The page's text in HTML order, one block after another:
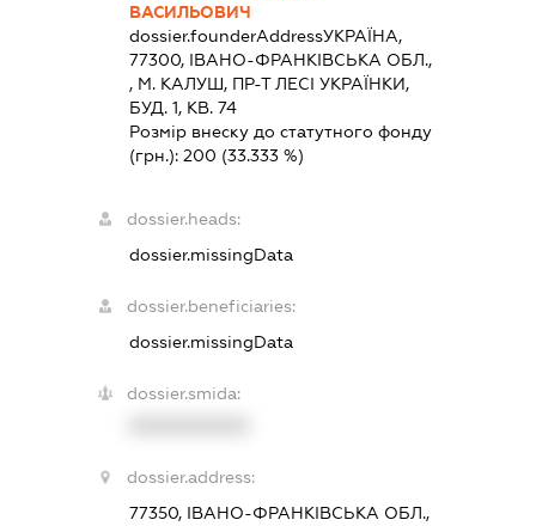
ВАСИЛЬОВИЧ
dossier.founderAddressУКРАЇНА,
77300, IВАНО-ФРАНКIВСЬКА ОБЛ.,
, М. КАЛУШ, ПР-Т ЛЕСІ УКРАЇНКИ,
БУД. 1, КВ. 74
Розмір внеску до статутного фонду
(грн.):200 (33.333 %)
dossier.heads:
dossier.missingData
dossier.beneficiaries:
dossier.missingData
dossier.smida:
dossier.address:
77350, ІВАНО-ФРАНКІВСЬКА ОБЛ.,